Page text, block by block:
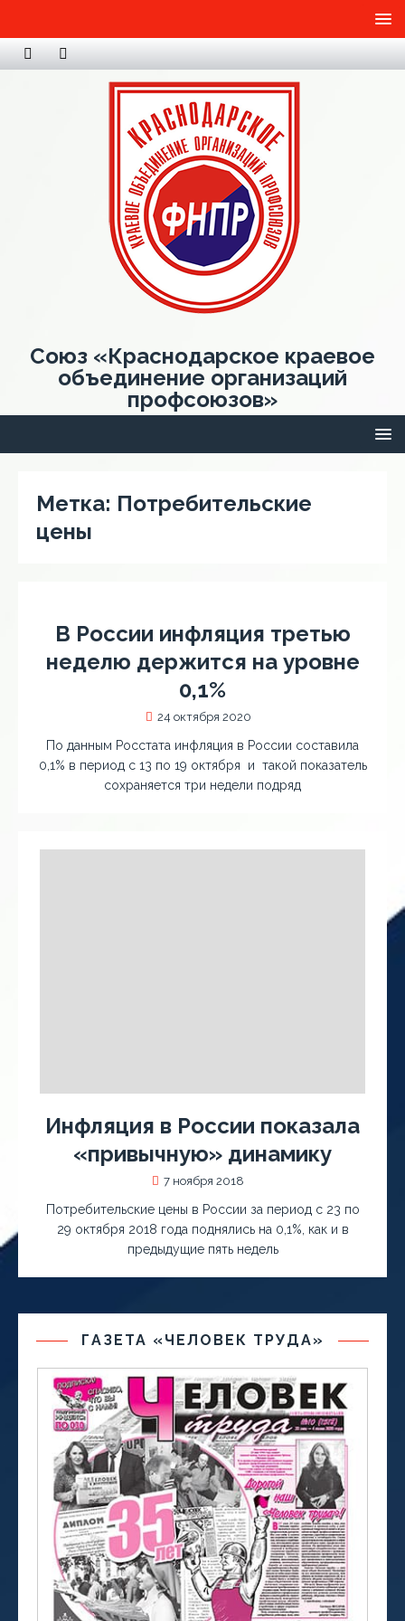
Союз «Краснодарское краевое
объединение организаций
профсоюзов»
Метка: Потребительские
цены
В России инфляция третью
неделю держится на уровне
0,1%
24 октября 2020
По данным Росстата инфляция в России составила
0,1% в период с 13 по 19 октября и такой показатель
сохраняется три недели подряд
Инфляция в России показала
«привычную» динамику
7 ноября 2018
Потребительские цены в России за период с 23 по
29 октября 2018 года поднялись на 0,1%, как и в
предыдущие пять недель
ГАЗЕТА «ЧЕЛОВЕК ТРУДА»